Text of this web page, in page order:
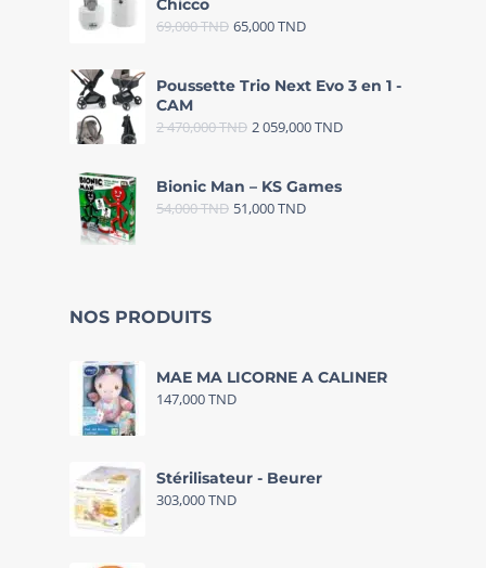
Chicco
69,000TND 65,000TND
Poussette Trio Next Evo 3 en 1 -
CAM
2 470,000TND 2 059,000TND
Bionic Man – KS Games
54,000TND 51,000TND
NOS PRODUITS
MAE MA LICORNE A CALINER
147,000TND
Stérilisateur - Beurer
303,000TND